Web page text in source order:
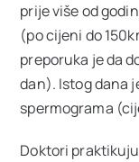
prije više od
(po cijeni do
preporuka je da
dan). Istog dana
spermograma
Doktori